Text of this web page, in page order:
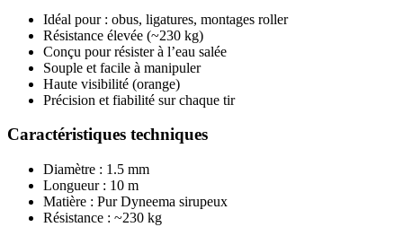
Idéal pour : obus, ligatures, montages roller
Résistance élevée (~230 kg)
Conçu pour résister à l’eau salée
Souple et facile à manipuler
Haute visibilité (orange)
Précision et fiabilité sur chaque tir
Caractéristiques techniques
Diamètre : 1.5 mm
Longueur : 10 m
Matière : Pur Dyneema sirupeux
Résistance : ~230 kg